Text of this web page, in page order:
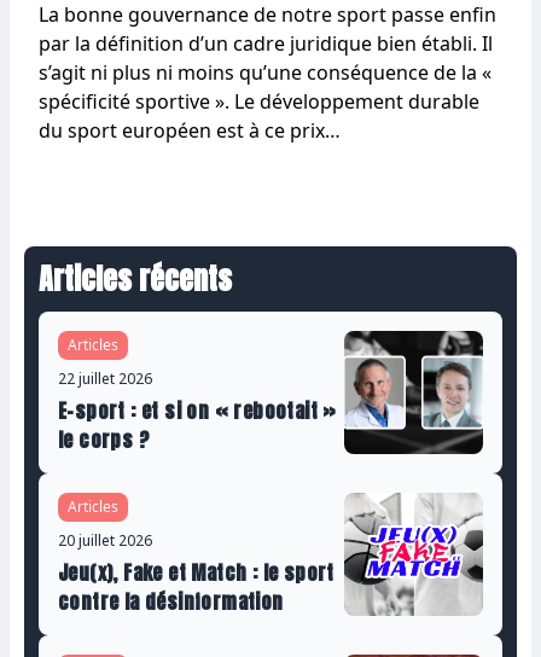
La bonne gouvernance de notre sport passe enfin
par la définition d’un cadre juridique bien établi. Il
s’agit ni plus ni moins qu’une conséquence de la «
spécificité sportive ». Le développement durable
du sport européen est à ce prix…
Articles récents
Articles
22 juillet 2026
E-sport : et si on « rebootait »
le corps ?
Articles
20 juillet 2026
Jeu(x), Fake et Match : le sport
contre la désinformation